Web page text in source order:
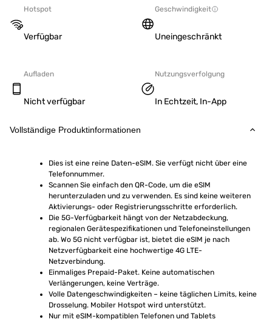
Hotspot
Verfügbar
Geschwindigkeit
Uneingeschränkt
Aufladen
Nicht verfügbar
Nutzungsverfolgung
In Echtzeit, In-App
Vollständige Produktinformationen
Dies ist eine reine Daten-eSIM. Sie verfügt nicht über eine
Telefonnummer.
Scannen Sie einfach den QR-Code, um die eSIM
herunterzuladen und zu verwenden. Es sind keine weiteren
Aktivierungs- oder Registrierungsschritte erforderlich.
Die 5G-Verfügbarkeit hängt von der Netzabdeckung,
regionalen Gerätespezifikationen und Telefoneinstellungen
ab. Wo 5G nicht verfügbar ist, bietet die eSIM je nach
Netzverfügbarkeit eine hochwertige 4G LTE-
Netzverbindung.
Einmaliges Prepaid-Paket. Keine automatischen
Verlängerungen, keine Verträge.
Volle Datengeschwindigkeiten – keine täglichen Limits, keine
Drosselung. Mobiler Hotspot wird unterstützt.
Nur mit eSIM-kompatiblen Telefonen und Tablets